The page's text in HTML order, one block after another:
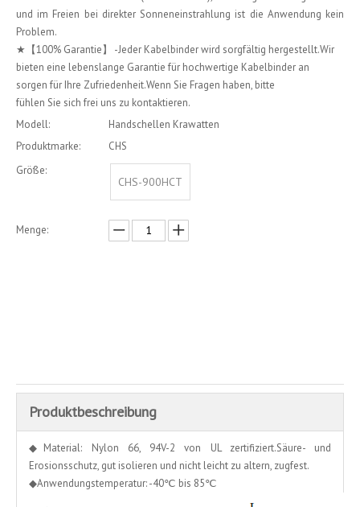
und im Freien bei direkter Sonneneinstrahlung ist die Anwendung kein
Problem.
★【100% Garantie】 -Jeder Kabelbinder wird sorgfältig hergestellt.Wir
bieten eine lebenslange Garantie für hochwertige Kabelbinder an
sorgen für Ihre Zufriedenheit.Wenn Sie Fragen haben, bitte
fühlen Sie sich frei uns zu kontaktieren.
Modell:
Handschellen Krawatten
Produktmarke:
CHS
Größe:
CHS-900HCT
Menge:
Produktbeschreibung
◆Material: Nylon 66, 94V-2 von UL zertifiziert.Säure- und
Erosionsschutz, gut isolieren und nicht leicht zu altern, zugfest.
◆Anwendungstemperatur: -40℃ bis 85℃